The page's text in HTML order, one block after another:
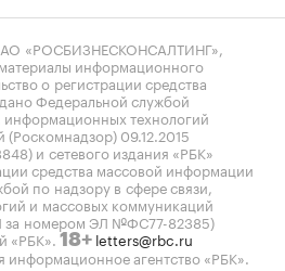
«РОСБИЗНЕСКОНСАЛТИНГ»,
информационного
о регистрации средства
Федеральной службой
информационных технологий
09.12.2015
и сетевого издания «РБК»
средства массовой информации
по надзору в сфере связи,
и массовых коммуникаций
за номером ЭЛ №ФС77-82385)
«РБК». 18+ letters@rbc.ru
информационное агентство «РБК».